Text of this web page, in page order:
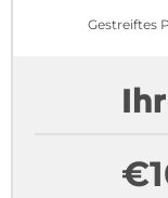
Gestreiftes
€